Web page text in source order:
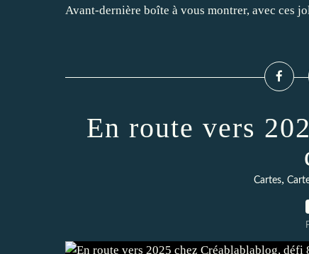
Avant-dernière boîte à vous montrer, avec ces
En route vers
Cartes,